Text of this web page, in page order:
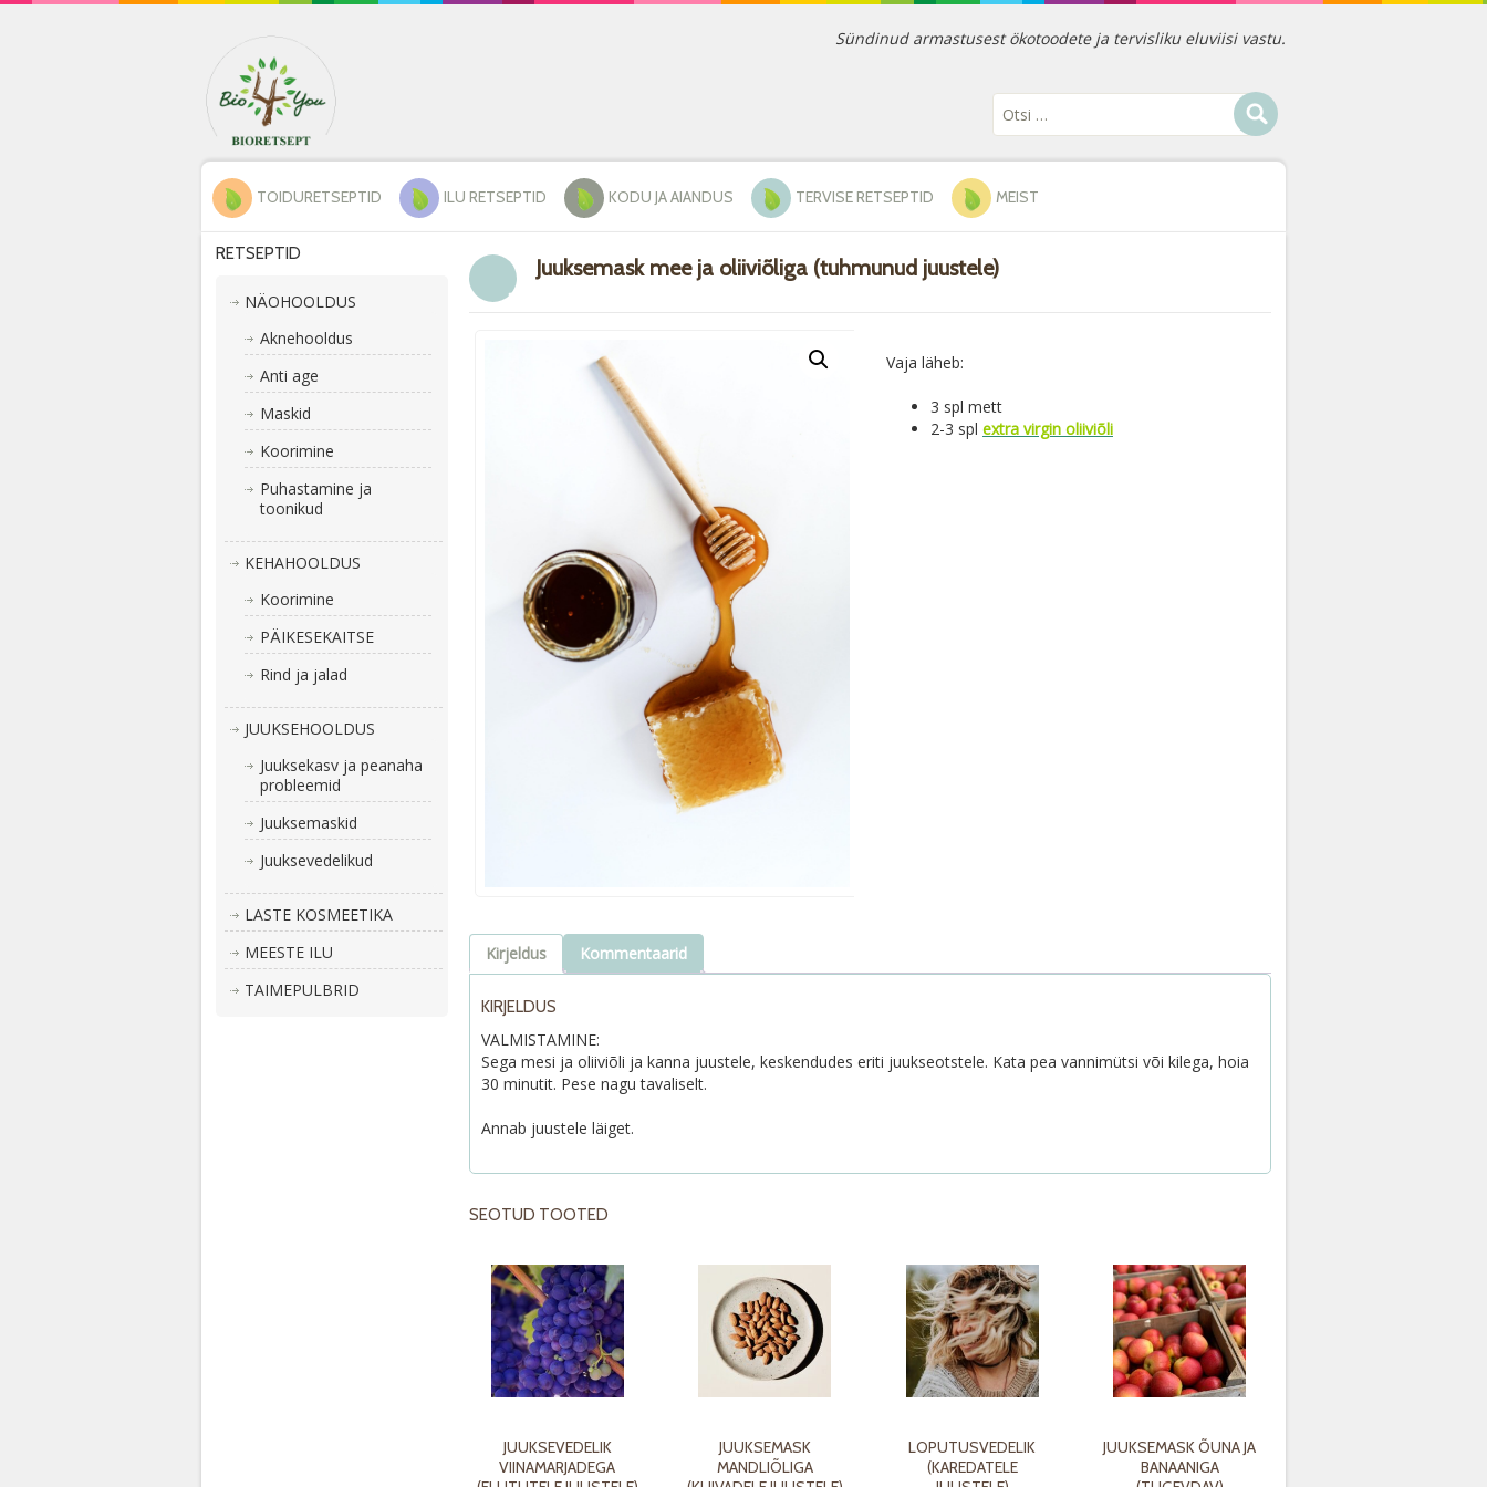
Sündinud armastusest ökotoodete ja tervisliku eluviisi vastu.
TOIDURETSEPTID ILU RETSEPTID KODU JA AIANDUS TERVISE RETSEPTID MEIST
Juuksemask mee ja oliiviõliga (tuhmunud juustele)
Vaja läheb:
3 spl mett
2-3 spl extra virgin oliiviõli
Kirjeldus Kommentaarid
KIRJELDUS
VALMISTAMINE:
Sega mesi ja oliiviõli ja kanna juustele, keskendudes eriti juukseotstele. Kata pea vannimütsi või kilega, hoia
30 minutit. Pese nagu tavaliselt.
Annab juustele läiget.
SEOTUD TOOTED
JUUKSEVEDELIK
VIINAMARJADEGA
JUUKSEMASK
MANDLIÕLIGA
LOPUTUSVEDELIK
(KAREDATELE
JUUKSEMASK ÕUNA JA
BANAANIGA
RETSEPTID
NÄOHOOLDUS
Aknehooldus
Anti age
Maskid
Koorimine
Puhastamine ja
toonikud
KEHAHOOLDUS
Koorimine
PÄIKESEKAITSE
Rind ja jalad
JUUKSEHOOLDUS
Juuksekasv ja peanaha
probleemid
Juuksemaskid
Juuksevedelikud
LASTE KOSMEETIKA
MEESTE ILU
TAIMEPULBRID